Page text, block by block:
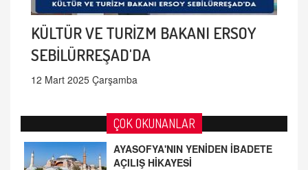
KÜLTÜR VE TURİZM BAKANI ERSOY
SEBİLÜRREŞAD'DA
12 Mart 2025 Çarşamba
ÇOK OKUNANLAR
AYASOFYA'NIN YENİDEN İBADETE
AÇILIŞ HİKAYESİ